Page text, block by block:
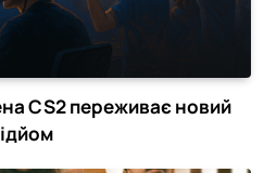
CS2 переживає новий